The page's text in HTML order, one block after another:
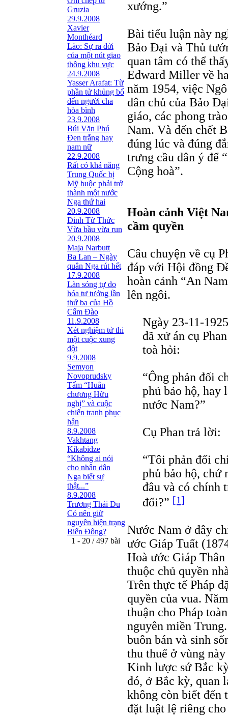
Gruzia
29.9.2008
Xavier
Monthéard
Lào: Sự ra đời
của một nút giao
thông khu vực
24.9.2008
Yasser Arafat: Từ
phần tử khủng bố
đến người cha
hòa bình
23.9.2008
Búi Văn Phú
Đen trắng hay
nam nữ
22.9.2008
Rất có khả năng
Trung Quốc bị
Mỹ buộc phải trở
thành một nước
Nga thứ hai
20.9.2008
Đinh Từ Thức
Vừa bầu vừa run
20.9.2008
Maja Narbutt
Ba Lan – Ngày
quân Nga rút hết
17.9.2008
Làn sóng tự do
hóa tư tưởng lần
thứ ba của Hồ
Cẩm Đào
11.9.2008
Xét nghiệm tử thi
một cuộc xung
đột
9.9.2008
Semyon
Novoprudsky
Tấm “Huân
chương Hữu
nghị” và cuộc
chiến tranh phục
hận
8.9.2008
Vakhtang
Kikabidze
“Không ai nói
cho nhân dân
Nga biết sự
thật...”
8.9.2008
Trương Thái Du
Có nên giữ
nguyên hiện trạng
Biển Đông?
1 - 20 / 497 bài
xướng.”
Bài tiểu luận này
Bảo Đại và Thủ
quan tâm có thể
Edward Miller về
năm 1954, việc
dân chủ của Bảo
giáo, các phong
Nam. Và đến chết
đúng lúc và đúng
trưng cầu dân ý để
Cộng hoà”.
Hoàn cảnh Việt
cầm quyền
Câu chuyện về cụ
đáp với Hội đồng
hoàn cảnh “An
lên ngôi.
Ngày 23-11-
đã xử án cụ
toà hỏi:
“Ông phản đối
phủ bảo hộ, hay
nước Nam?”
Cụ Phan trả lời:
“Tôi phản đối
phủ bảo hộ, chứ
đâu và có chính
đối?” [1]
Nước Nam ở đây
ước Giáp Tuất
Hoà ước Giáp
thuộc chủ quyền
Trên thực tế Pháp
quyền của vua.
thuận cho Pháp
nguyên miền
buôn bán và sinh
thu thuế ở vùng
Kinh lược sứ Bắc
đó, ở Bắc kỳ, quan
không còn biết đến
đặt luật lệ riêng